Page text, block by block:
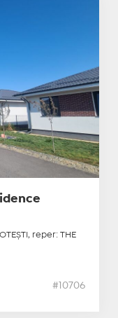
reper: THE
#10706